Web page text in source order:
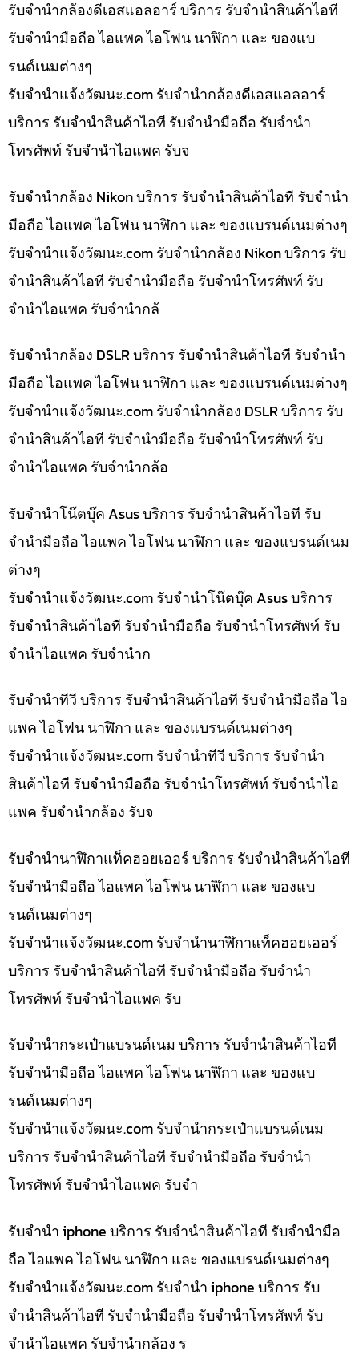
รับจำนำกล้องดีเอสแอลอาร์ บริการ รับจำนำสินค้าไอที
รับจำนำมือถือ ไอแพค ไอโฟน นาฬิกา และ ของแบ
รนด์เนมต่างๆ
รับจํานําแจ้งวัฒนะ.com รับจำนำกล้องดีเอสแอลอาร์
บริการ รับจำนำสินค้าไอที รับจำนำมือถือ รับจำนำ
โทรศัพท์ รับจำนำไอแพค รับจ
รับจำนำกล้อง Nikon บริการ รับจำนำสินค้าไอที รับจำนำ
มือถือ ไอแพค ไอโฟน นาฬิกา และ ของแบรนด์เนมต่างๆ
รับจํานําแจ้งวัฒนะ.com รับจำนำกล้อง Nikon บริการ รับ
จำนำสินค้าไอที รับจำนำมือถือ รับจำนำโทรศัพท์ รับ
จำนำไอแพค รับจำนำกล้
รับจำนำกล้อง DSLR บริการ รับจำนำสินค้าไอที รับจำนำ
มือถือ ไอแพค ไอโฟน นาฬิกา และ ของแบรนด์เนมต่างๆ
รับจํานําแจ้งวัฒนะ.com รับจำนำกล้อง DSLR บริการ รับ
จำนำสินค้าไอที รับจำนำมือถือ รับจำนำโทรศัพท์ รับ
จำนำไอแพค รับจำนำกล้อ
รับจำนำโน๊ตบุ๊ค Asus บริการ รับจำนำสินค้าไอที รับ
จำนำมือถือ ไอแพค ไอโฟน นาฬิกา และ ของแบรนด์เนม
ต่างๆ
รับจํานําแจ้งวัฒนะ.com รับจำนำโน๊ตบุ๊ค Asus บริการ
รับจำนำสินค้าไอที รับจำนำมือถือ รับจำนำโทรศัพท์ รับ
จำนำไอแพค รับจำนำก
รับจำนำทีวี บริการ รับจำนำสินค้าไอที รับจำนำมือถือ ไอ
แพค ไอโฟน นาฬิกา และ ของแบรนด์เนมต่างๆ
รับจํานําแจ้งวัฒนะ.com รับจำนำทีวี บริการ รับจำนำ
สินค้าไอที รับจำนำมือถือ รับจำนำโทรศัพท์ รับจำนำไอ
แพค รับจำนำกล้อง รับจ
รับจำนำนาฬิกาแท็คฮอยเออร์ บริการ รับจำนำสินค้าไอที
รับจำนำมือถือ ไอแพค ไอโฟน นาฬิกา และ ของแบ
รนด์เนมต่างๆ
รับจํานําแจ้งวัฒนะ.com รับจำนำนาฬิกาแท็คฮอยเออร์
บริการ รับจำนำสินค้าไอที รับจำนำมือถือ รับจำนำ
โทรศัพท์ รับจำนำไอแพค รับ
รับจำนำกระเป๋าแบรนด์เนม บริการ รับจำนำสินค้าไอที
รับจำนำมือถือ ไอแพค ไอโฟน นาฬิกา และ ของแบ
รนด์เนมต่างๆ
รับจํานําแจ้งวัฒนะ.com รับจำนำกระเป๋าแบรนด์เนม
บริการ รับจำนำสินค้าไอที รับจำนำมือถือ รับจำนำ
โทรศัพท์ รับจำนำไอแพค รับจำ
รับจำนำ iphone บริการ รับจำนำสินค้าไอที รับจำนำมือ
ถือ ไอแพค ไอโฟน นาฬิกา และ ของแบรนด์เนมต่างๆ
รับจํานําแจ้งวัฒนะ.com รับจำนำ iphone บริการ รับ
จำนำสินค้าไอที รับจำนำมือถือ รับจำนำโทรศัพท์ รับ
จำนำไอแพค รับจำนำกล้อง ร